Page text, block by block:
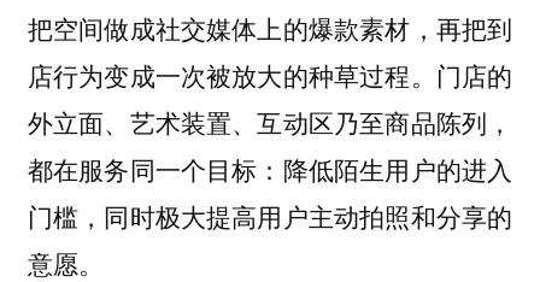
把空间做成社交媒体上的爆款素材，再把到
店行为变成一次被放大的种草过程。门店的
外立面、艺术装置、互动区乃至商品陈列，
都在服务同一个目标： 降低陌生用户的进入
门槛，同时极大提高用户主动拍照和分享的
意愿。